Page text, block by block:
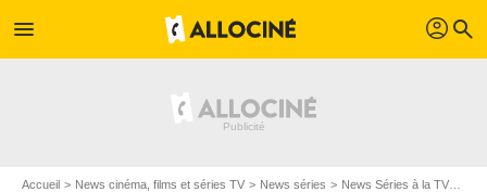
menu profil search
Accueil News cinéma, films et séries TV News séries News Séries à la TV